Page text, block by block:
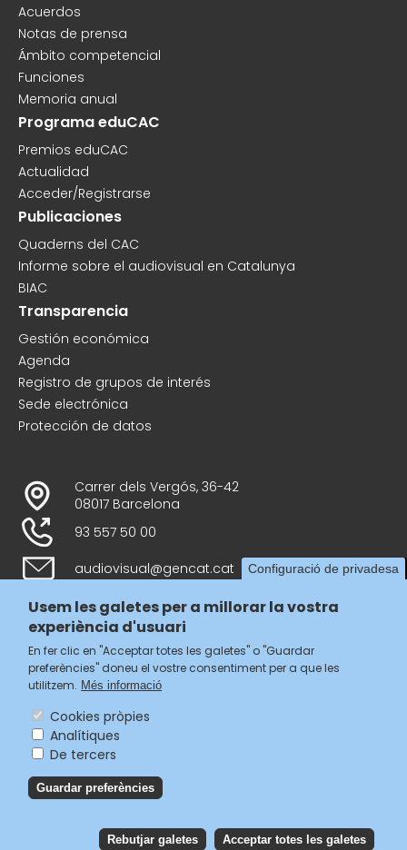
Acuerdos
Notas de prensa
Ámbito competencial
Funciones
Memoria anual
Programa eduCAC
Premios eduCAC
Actualidad
Acceder/Registrarse
Publicaciones
Quaderns del CAC
Informe sobre el audiovisual en Catalunya
BIAC
Transparencia
Gestión económica
Agenda
Registro de grupos de interés
Sede electrónica
Protección de datos
Carrer dels Vergós, 36-42
08017 Barcelona
93 557 50 00
audiovisual@gencat.cat
Follow us
Menú
legal
Accessibilitat
Política de galetes
Configuració de privadesa
Usem les galetes per a millorar la vostra
experiència d'usuari
En fer clic en "Acceptar totes les galetes" o "Guardar
preferències" doneu el vostre consentiment per a que les
utilitzem. Més informació
Cookies pròpies
Analítiques
De tercers
Guardar preferències
Rebutjar galetes Acceptar totes les galetes